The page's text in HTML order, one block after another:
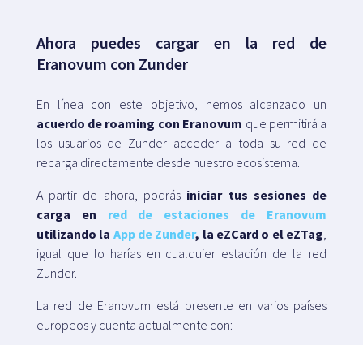
Ahora puedes cargar en la red de
Eranovum con Zunder
En línea con este objetivo, hemos alcanzado un
acuerdo de roaming con Eranovum que permitirá a
los usuarios de Zunder acceder a toda su red de
recarga directamente desde nuestro ecosistema.
A partir de ahora, podrás iniciar tus sesiones de
carga en red de estaciones de Eranovum
utilizando la App de Zunder, la eZCard o el eZTag
igual que lo harías en cualquier estación de la red
Zunder.
La red de Eranovum está presente en varios países
europeos y cuenta actualmente con: